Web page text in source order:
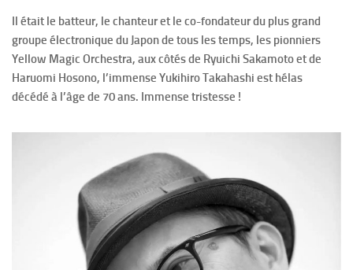
Il était le batteur, le chanteur et le co-fondateur du plus grand
groupe électronique du Japon de tous les temps, les pionniers
Yellow Magic Orchestra, aux côtés de Ryuichi Sakamoto et de
Haruomi Hosono, l’immense Yukihiro Takahashi est hélas
décédé à l’âge de 70 ans. Immense tristesse !